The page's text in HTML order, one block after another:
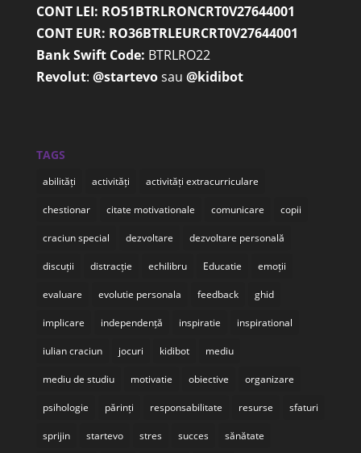
CONT LEI: RO51BTRLRONCRT0V27644001
CONT EUR: RO36BTRLEURCRT0V27644001
Bank Swift Code: BTRLRO22
Revolut: @startevosau @kidibot
TAGS
abilități activități activități extracurriculare
chestionar citate motivationale comunicare copii
craciun special dezvoltare dezvoltare personală
discuții distracție echilibru Educatie emoții
evaluare evolutie personala feedback ghid
implicare independență inspiratie inspirational
iulian craciun jocuri kidibot mediu
mediu de studiu motivatie obiective organizare
psihologie părinți responsabilitate resurse sfaturi
sprijin startevo stres succes sănătate